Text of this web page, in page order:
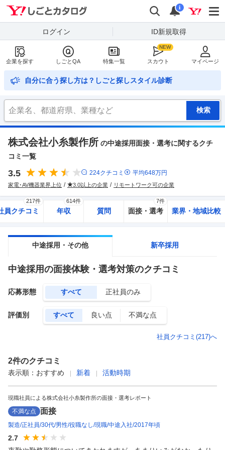
検索
通知
i
ログイン ID新規取得
企業を探す しごとQA 特集一覧 スカウト マイページ
自分に合う探し方は？しごと探しスタイル診断
株式会社小糸製作所 の中途採用面接・選考に関するクチ
コミ一覧
3.5 224クチコミ 平均648万円
家電･AV機器業界上位 3.0以上の企業 リモートワーク可の企業
員クチコミ
217件
年収
614件
質問 面接・選考
7件
業界・地域比較
中途採用・その他 新卒採用
中途採用の面接体験・選考対策のクチコミ
応募形態 すべて 正社員のみ
評価別 すべて 良い点 不満な点
社員クチコミ(217)へ
2件のクチコミ
表示順： おすすめ 新着 活動時期
現職社員による株式会社小糸製作所の面接・選考レポート
不満な点 面接
製造 正社員 30代 男性 役職なし 現職 中途入社 2017年頃
2.7